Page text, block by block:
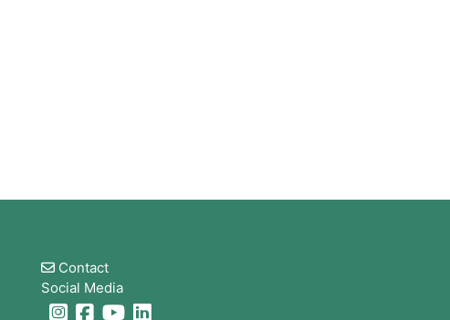
Contact
Social Media